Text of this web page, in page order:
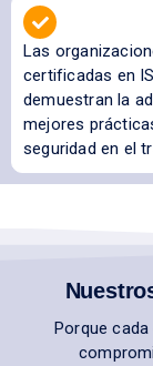
Las
certificadas en
demuestran la
mejores
seguridad en el
Porque